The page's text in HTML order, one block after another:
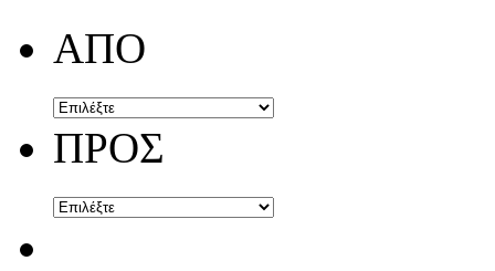
ΑΠΟ
ΠΡΟΣ